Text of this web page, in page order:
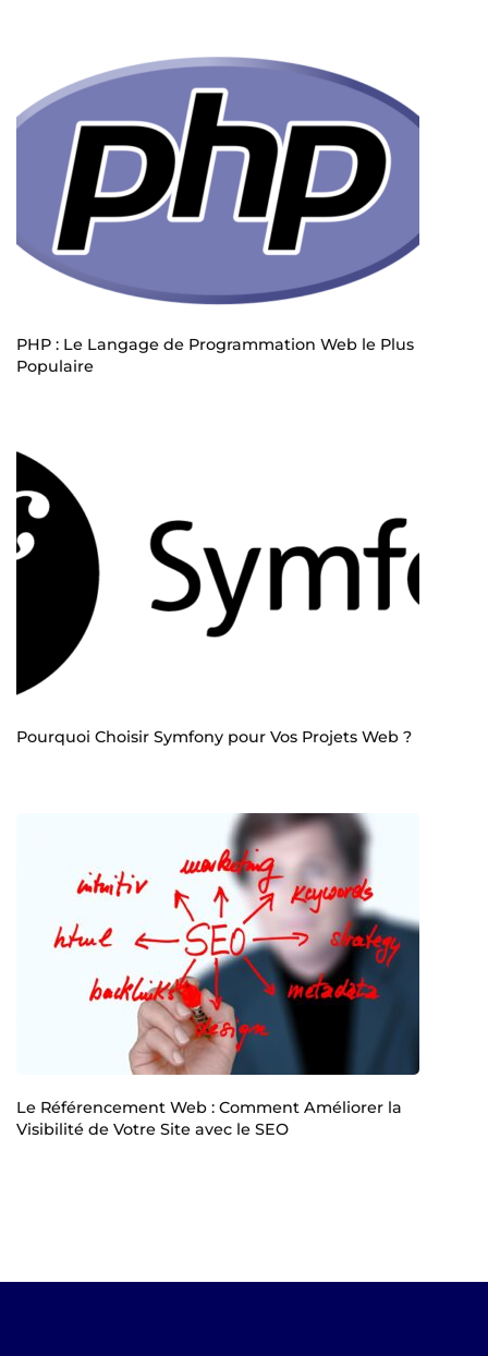
PHP : Le Langage de Programmation Web le Plus
Populaire
Pourquoi Choisir Symfony pour Vos Projets Web ?
Le Référencement Web : Comment Améliorer la
Visibilité de Votre Site avec le SEO